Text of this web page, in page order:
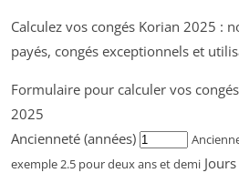
Calculez vos congés Korian 2025 :
payés, congés exceptionnels et
Formulaire pour calculer vos
2025
Ancienneté (années)
exemple 2.5 pour deux ans et demi